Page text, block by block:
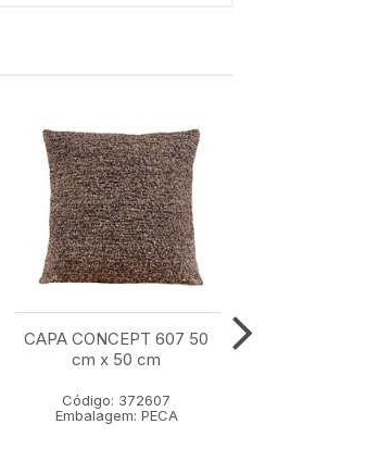
CAPA CONCEPT 607 50
cm x 50 cm
Código: 372607
Embalagem: PECA